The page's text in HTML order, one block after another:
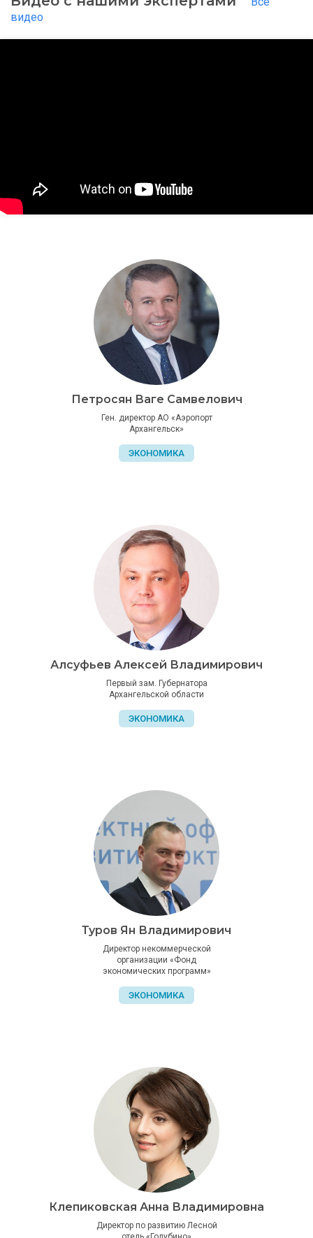
видео
Петросян Ваге Самвелович
Ген. директор АО «Аэропорт
Архангельск»
ЭКОНОМИКА
Алсуфьев Алексей Владимирович
Первый зам. Губернатора
Архангельской области
ЭКОНОМИКА
Туров Ян Владимирович
Директор некоммерческой
организации «Фонд
экономических программ»
ЭКОНОМИКА
Клепиковская Анна Владимировна
Директор по развитию Лесной